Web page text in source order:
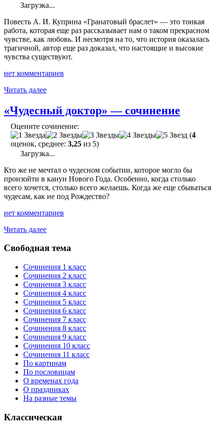
Загрузка...
Повесть А. И. Куприна «Гранатовый браслет» — это тонкая
работа, которая еще раз рассказывает нам о таком прекрасном
чувстве, как любовь. И несмотря на то, что история оказалась
трагичной, автор еще раз доказал, что настоящие и высокие
чувства существуют.
нет комментариев
Читать далее"«Гранатовый
сочинение"
«Чудесный доктор» — сочинение
Оцените сочинение:
(4
оценок, среднее: 3,25 из 5)
Загрузка...
Кто же не мечтал о чудесном событии, которое могло бы
произойти в канун Нового Года. Особенно, когда столько
всего хочется, столько всего желаешь. Когда же еще сбываться
чудесам, как не под Рождество?
нет комментариев
Читать далее"«Чудесный
—
Свободная тема
Сочинения 1 класс
Сочинения 2 класс
Сочинения 3 класс
Сочинения 4 класс
Сочинения 5 класс
Сочинения 6 класс
Сочинения 7 класс
Сочинения 8 класс
Сочинения 9 класс
Сочинения 10 класс
Сочинения 11 класс
По картинам
По пословицам
О временах года
О праздниках
На разные темы
Классическая